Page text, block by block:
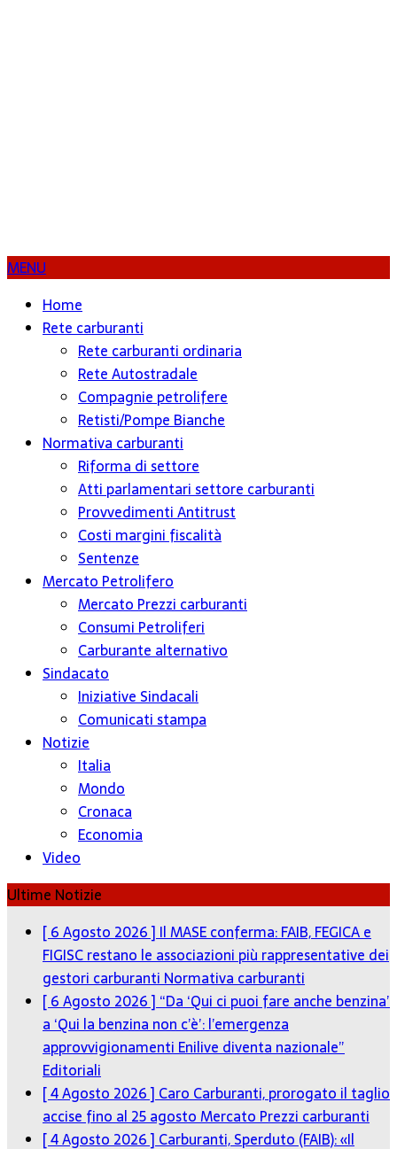
MENU
Home
Rete carburanti
Rete carburanti ordinaria
Rete Autostradale
Compagnie petrolifere
Retisti/Pompe Bianche
Normativa carburanti
Riforma di settore
Atti parlamentari settore carburanti
Provvedimenti Antitrust
Costi margini fiscalità
Sentenze
Mercato Petrolifero
Mercato Prezzi carburanti
Consumi Petroliferi
Carburante alternativo
Sindacato
Iniziative Sindacali
Comunicati stampa
Notizie
Italia
Mondo
Cronaca
Economia
Video
Ultime Notizie
[ 6 Agosto 2026 ]Il MASE conferma: FAIB, FEGICA e
FIGISC restano le associazioni più rappresentative dei
gestori carburantiNormativa carburanti
[ 6 Agosto 2026 ]“Da ‘Qui ci puoi fare anche benzina’
a ‘Qui la benzina non c’è’: l’emergenza
approvvigionamenti Enilive diventa nazionale”
Editoriali
[ 4 Agosto 2026 ]Caro Carburanti, prorogato il taglio
accise fino al 25 agostoMercato Prezzi carburanti
[ 4 Agosto 2026 ]Carburanti, Sperduto (FAIB): «Il